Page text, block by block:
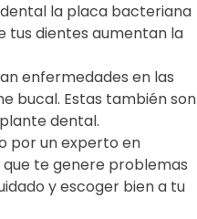
la placa bacteriana
tus dientes aumentan la
enfermedades en las
bucal. Estas también son
dental.
por un experto en
te genere problemas
y escoger bien a tu